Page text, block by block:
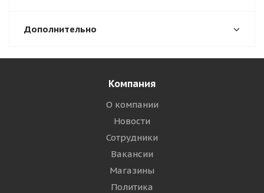
Дополнительно
Компания
О компании
Новости
Сотрудники
Вакансии
Магазины
Политика